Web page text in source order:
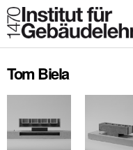
Tom Biela